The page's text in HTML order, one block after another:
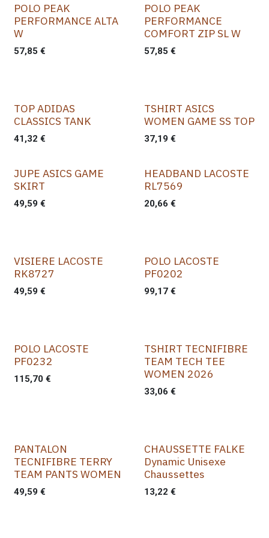
POLO PEAK
PERFORMANCE ALTA
W
57,85 €
POLO PEAK
PERFORMANCE
COMFORT ZIP SL W
57,85 €
TOP ADIDAS
CLASSICS TANK
41,32 €
TSHIRT ASICS
WOMEN GAME SS TOP
37,19 €
JUPE ASICS GAME
SKIRT
49,59 €
HEADBAND LACOSTE
RL7569
20,66 €
VISIERE LACOSTE
RK8727
49,59 €
POLO LACOSTE
PF0202
99,17€
POLO LACOSTE
PF0232
115,70 €
TSHIRT TECNIFIBRE
TEAM TECH TEE
WOMEN 2026
33,06 €
PANTALON
TECNIFIBRE TERRY
TEAM PANTS WOMEN
49,59 €
CHAUSSETTE FALKE
Dynamic Unisexe
Chaussettes
13,22 €